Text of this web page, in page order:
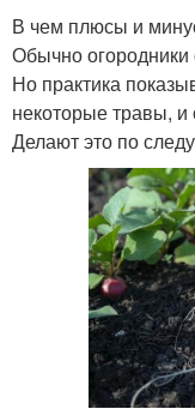
В чем плюсы и
Обычно огородники
Но практика
некоторые травы, и
Делают это по